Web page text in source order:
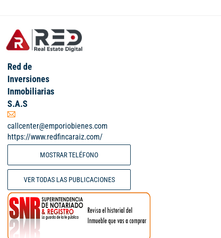
Red de
Inversiones
Inmobiliarias
S.A.S
callcenter@emporiobienes.com
https://www.redfincaraiz.com/
MOSTRAR TELÉFONO
VER TODAS LAS PUBLICACIONES